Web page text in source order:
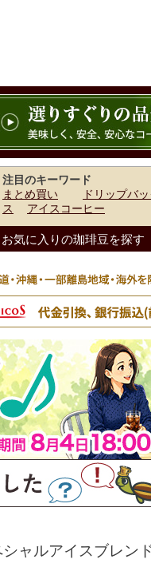
注目のキーワード
まとめ買い
ドリップバ
ス
アイスコーヒー
お気に入りの珈琲豆を探す
ャルアイスブレン